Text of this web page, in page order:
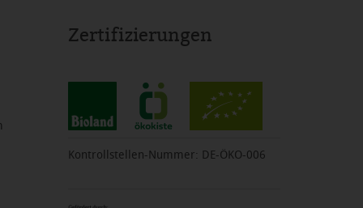
Zertifizierungen
Kontrollstellen-Nummer: DE-ÖKO-006